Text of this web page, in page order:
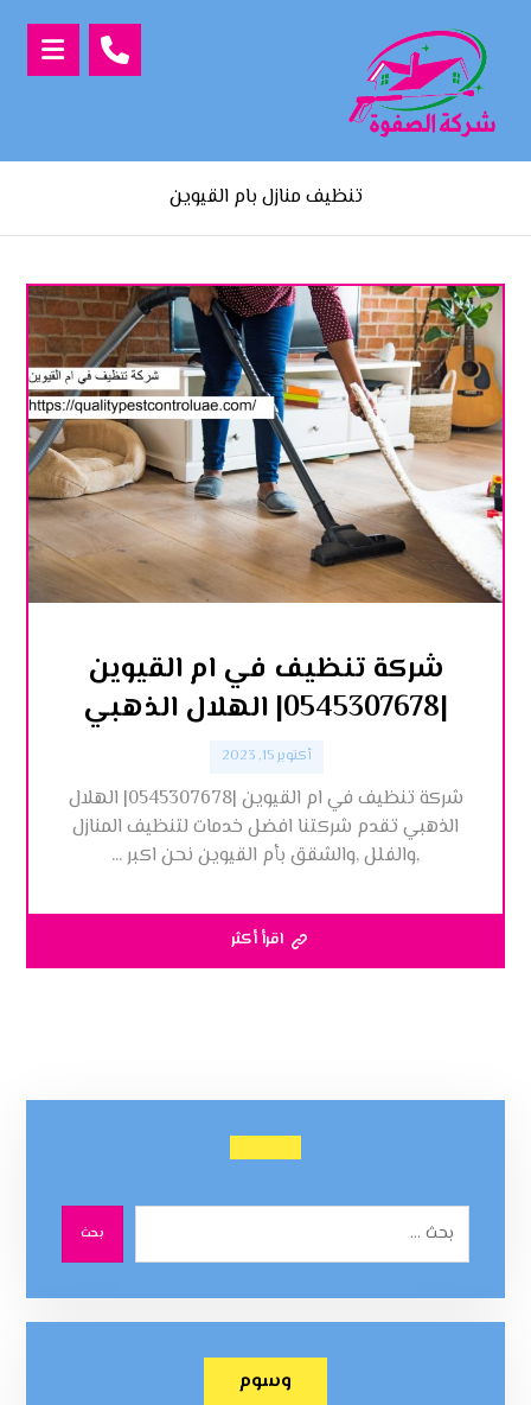
تنظيف منازل بام القيوين
شركة تنظيف في ام القيوين
|0545307678| الهلال الذهبي
أكتوبر 15, 2023
شركة تنظيف في ام القيوين |0545307678| الهلال
الذهبي تقدم شركتنا افضل خدمات لتنظيف المنازل
,والفلل ,والشقق بأم القيوين نحن اكبر ...
اقرأ أكثر
بحث
وسوم